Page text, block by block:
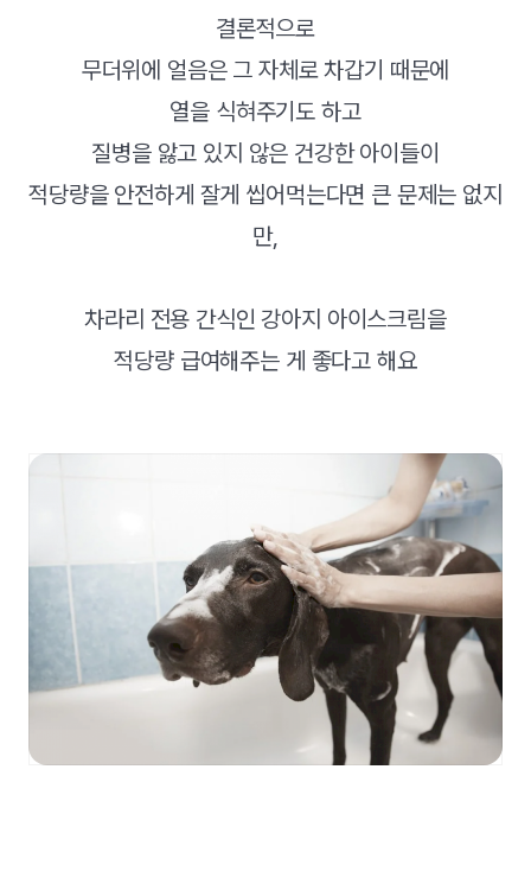
결론적으로
무더위에 얼음은 그 자체로 차갑기 때문에
열을 식혀주기도 하고
질병을 앓고 있지 않은 건강한 아이들이
적당량을 안전하게 잘게 씹어먹는다면 큰 문제는 없지
만,
차라리 전용 간식인 강아지 아이스크림을
적당량 급여해주는 게 좋다고 해요